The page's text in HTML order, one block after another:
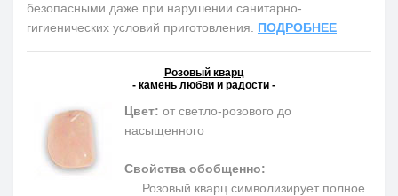
безопасными даже при нарушении санитарно-
гигиенических условий приготовления. ПОДРОБНЕЕ
Розовый кварц
- камень любви и радости -
Цвет: от светло-розового до
насыщенного
Свойства обобщенно:
Розовый кварц символизирует полное